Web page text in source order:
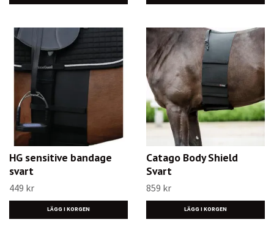
HG sensitive bandage
svart
449 kr
LÄGG I KORGEN
Catago Body Shield
Svart
859 kr
LÄGG I KORGEN